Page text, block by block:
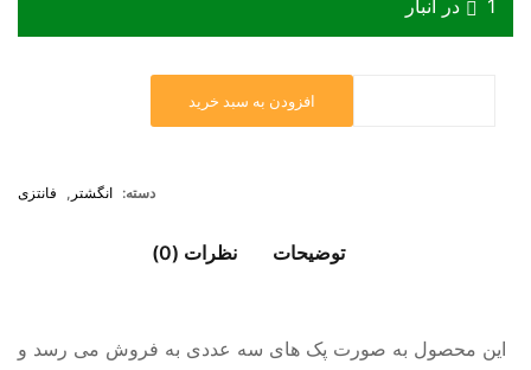
1 در انبار
افزودن به سبد خرید
دسته: انگشتر فانتزی
توضیحات نظرات (0)
این محصول به صورت پک های سه عددی به فروش می رسد و